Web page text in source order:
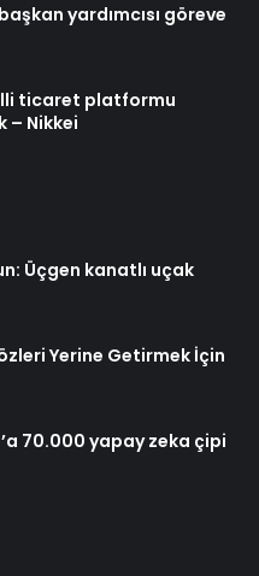
yardımcısı göreve
ticaret platformu
– Nikkei
Üçgen kanatlı uçak
Yerine Getirmek İçin
70.000 yapay zeka çipi